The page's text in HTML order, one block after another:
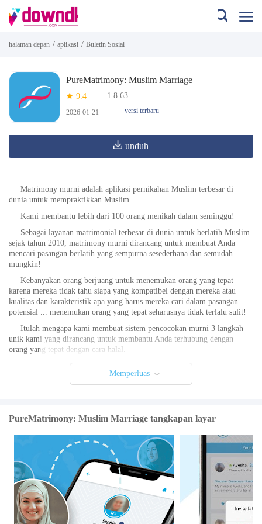
halaman depan / aplikasi / Buletin Sosial
PureMatrimony: Muslim Marriage
9.4 1.8.63
2026-01-21 versi terbaru
unduh
Matrimony murni adalah aplikasi pernikahan Muslim terbesar di
dunia untuk mempraktikkan Muslim
Kami membantu lebih dari 100 orang menikah dalam seminggu!
Sebagai layanan matrimonial terbesar di dunia untuk berlatih Muslim
sejak tahun 2010, matrimony murni dirancang untuk membuat Anda
mencari pasangan berlatih yang sempurna sesederhana dan semudah
mungkin!
Kebanyakan orang berjuang untuk menemukan orang yang tepat
karena mereka tidak tahu siapa yang kompatibel dengan mereka atau
kualitas dan karakteristik apa yang harus mereka cari dalam pasangan
potensial ... menemukan orang yang tepat seharusnya tidak terlalu sulit!
Itulah mengapa kami membuat sistem pencocokan murni 3 langkah
unik kami yang dirancang untuk membantu Anda terhubung dengan
orang yang tepat dengan cara halal.
Sistem pencocokan murni 3 langkah kami berfokus pada
kompatibilitas yang mendalam yang merupakan satu -satunya dasar untuk
pernikahan yang bertahan. Sistem kami sangat sukses sehingga kami saat
Begini cara kerjanya:
Langkah 1 - Buat profil dan akun Anda
Langkah 2 - Klarifikasi siapa Anda dan apa yang Anda cari
Langkah 3 - Sambungkan dengan kecocokan yang tepat berdasarkan
dengan siapa Anda paling kompatibel!
Etos kita didasarkan pada Ayah Al -Quran di mana Allah menyatakan
"wanita kemurnian adalah untuk pria kemurnian dan pria yang kemurnian
adalah untuk wanita kemurnian" (Quran 24:26)
Memperluas
PureMatrimony: Muslim Marriage tangkapan layar